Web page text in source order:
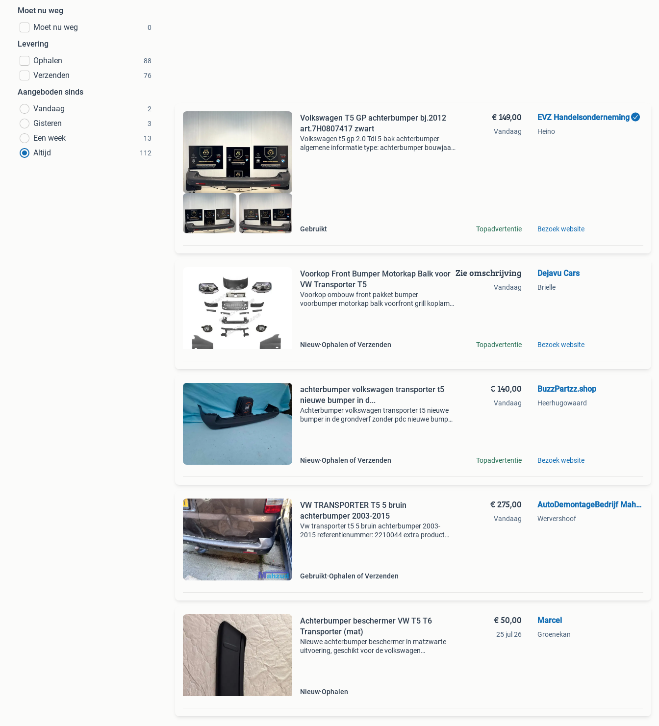
Moet nu weg
Moet nu weg
0
Levering
Ophalen
88
Verzenden 76
Aangeboden sinds
Vandaag
2
Gisteren 3
Een week 13
Altijd 112
Volkswagen T5 GP achterbumper bj.2012
art.7H0807417 zwart
Volkswagen t5 gp 2.0 Tdi 5-bak achterbumper
algemene informatie type: achterbumper bouwjaar:
Gebruikt
€ 149,00
Vandaag
Topadvertentie
EVZ Handelsonderneming
Heino
Bezoek website
Voorkop Front Bumper Motorkap Balk voor
VW Transporter T5
Voorkop ombouw front pakket bumper
voorbumper motorkap balk voorfront grill koplamp
Nieuw Ophalen of Verzenden
Zie omschrijving
Vandaag
Topadvertentie
Dejavu Cars
Brielle
Bezoek website
achterbumper volkswagen transporter t5
nieuwe bumper in d...
Achterbumper volkswagen transporter t5 nieuwe
bumper in de grondverf zonder pdc nieuwe bumper
Nieuw Ophalen of Verzenden
€ 140,00
Vandaag
Topadvertentie
BuzzPartzz.shop
Heerhugowaard
Bezoek website
VW TRANSPORTER T5 5 bruin
achterbumper 2003-2015
Vw transporter t5 5 bruin achterbumper 2003-
2015 referentienummer: 2210044 extra product
Gebruikt Ophalen of Verzenden
€ 275,00
Vandaag
AutoDemontageBedrijf Mahzud
Wervershoof
Achterbumper beschermer VW T5 T6
Transporter (mat)
Nieuwe achterbumper beschermer in matzwarte
uitvoering, geschikt voor de volkswagen
Nieuw Ophalen
€ 50,00
25 jul 26
Marcel
Groenekan